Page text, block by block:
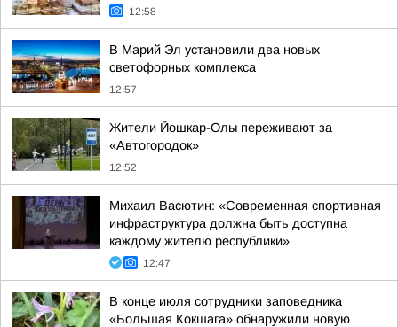
12:58
В Марий Эл установили два новых
светофорных комплекса
12:57
Жители Йошкар-Олы переживают за
«Автогородок»
12:52
Михаил Васютин: «Современная спортивная
инфраструктура должна быть доступна
каждому жителю республики»
12:47
В конце июля сотрудники заповедника
«Большая Кокшага» обнаружили новую